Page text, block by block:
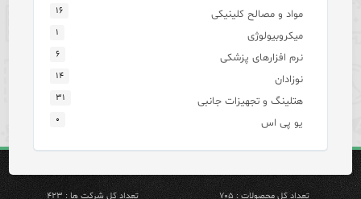
مواد و مصالح کلینیکی ۱۶
میکروبیولوژی ۱
نرم افزارهای پزشکی ۶
نوزادان ۱۴
هتلینگ و تجهیزات جانبی ۳۱
یو پی اس ۰
تعداد کل محصولات : ۷۰۵
تعداد کل شرکت ها : ۴۲۳